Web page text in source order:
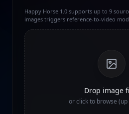
Happy Horse 1.0 supports up to 9
images triggers reference-to-video
Drop image
or click to browse (up